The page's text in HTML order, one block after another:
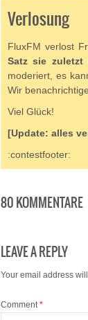
Verlosung
FluxFM verlost
Satz sie zuletzt
moderiert, es
Wir
Viel Glück!
[Update: alles
:contestfooter:
80 KOMMENTARE
LEAVE A REPLY
Your email address
Comment*